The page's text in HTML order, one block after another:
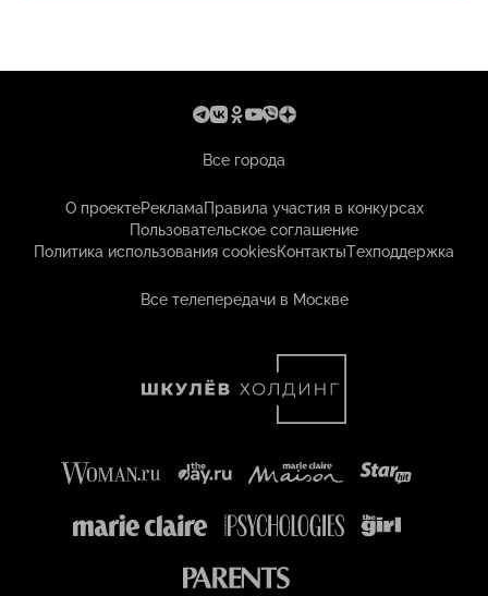
Все города
О проектеРекламаПравила участия в конкурсах
Пользовательское соглашение
Политика использования cookiesКонтактыТехподдержка
Все телепередачи в Москве